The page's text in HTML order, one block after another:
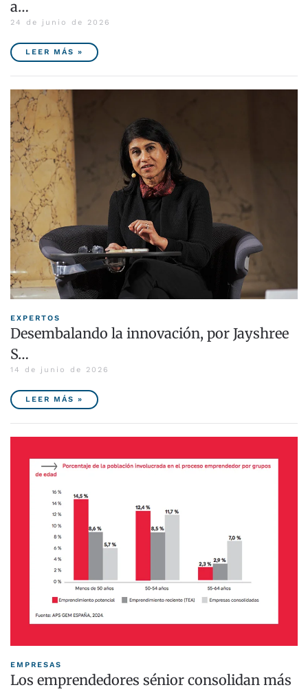
a…
24 de junio de 2026
LEER MÁS »
EXPERTOS
Desembalando la innovación, por Jayshree
S…
14 de junio de 2026
LEER MÁS »
EMPRESAS
Los emprendedores sénior consolidan más